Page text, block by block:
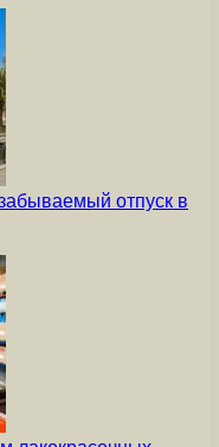
отпуск в